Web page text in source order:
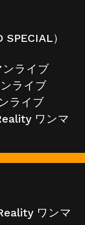
）
ライブ
ライブ
ライブ
ワンマ
ワンマ